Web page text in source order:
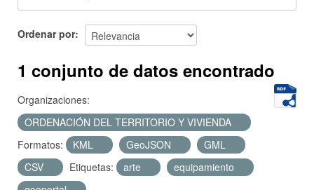
Acerca de
Ordenar por
1 conjunto de datos encontrado
Organizaciones:
ORDENACIÓN DEL TERRITORIO Y VIVIENDA
Formatos:
KML GeoJSON
GML
CSV
Etiquetas: arte
equipamiento